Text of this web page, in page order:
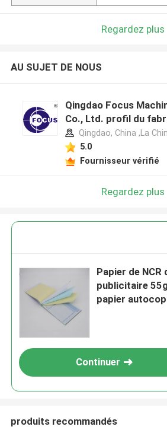
Regardez plus
AU SUJET DE NOUS
Qingdao Focus
Co., Ltd. profil du
Qingdao, China ,La
5.0
Fournisseur vérifié
Regardez plus
Papier de
publicitaire
papier
Continuer
produits recommandés